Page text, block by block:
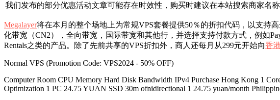
我们发布的部分优惠活动文章可能存在时效性，购买时建议在本站搜索商家名
Megalayer将在本月的整个场地上为常规VPS套餐提供50％的折扣代码，以支持
化带宽（CN2），全向带宽，国际带宽和其他行，并选择支持付款方式，例如
Rentals之类的产品。除了先前共享的VPS折扣外，商人还每月从299元开始向香
Normal VPS (Promotion Code: VPS2024 - 50% OFF)
Computer Room CPU Memory Hard Disk Bandwidth IPv4 Purchase Hong Kong 1
Optimization 1 PC 24.75 YUAN SSD 30m ofnidirectional 1 24.75 yuan/month